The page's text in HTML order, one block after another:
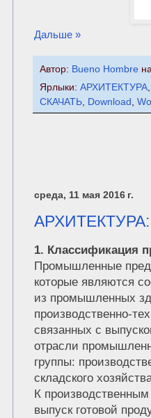
Дальше »
Автор: Bueno Hombre
Ярлыки: АРХИТЕКТУРА
СКАЧАТЬ, Download ,
среда, 11 мая 2016 г.
АРХИТЕКТУРА:
1. Классификация
Промышленные
которые являются
из промышленных
производственно-
связанных с
отрасли
группы:
складского
К
выпуск готовой